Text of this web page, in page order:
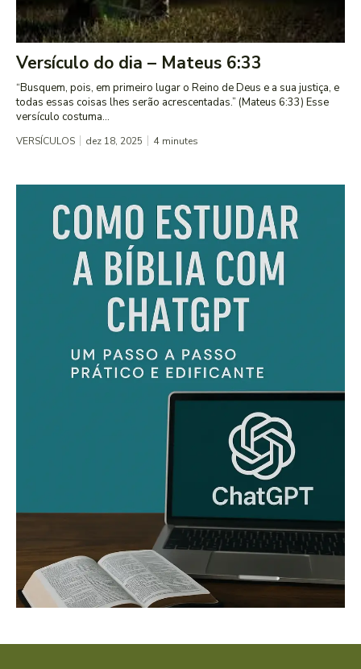
Versículo do dia – Mateus 6:33
“Busquem, pois, em primeiro lugar o Reino de Deus e a sua justiça, e
todas essas coisas lhes serão acrescentadas.” (Mateus 6:33) Esse
versículo costuma...
VERSÍCULOS dez 18, 2025 4 minutes